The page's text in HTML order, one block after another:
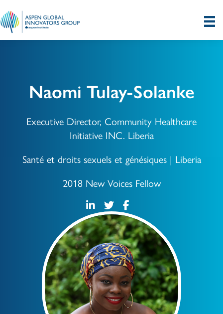
Naomi Tulay-Solanke
Executive Director, Community Healthcare
Initiative INC. Liberia
Santé et droits sexuels et génésiques | Liberia
2018 New Voices Fellow